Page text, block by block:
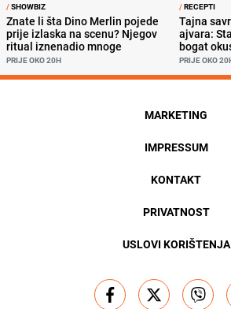
/SHOWBIZ
Znate li šta Dino Merlin pojede
prije izlaska na scenu? Njegov
ritual iznenadio mnoge
PRIJE OKO 20H
/RECEPTI
Tajna
ajvara:
bogat
PRIJE OKO
MARKETING
IMPRESSUM
KONTAKT
PRIVATNOST
USLOVI KORIŠTENJA